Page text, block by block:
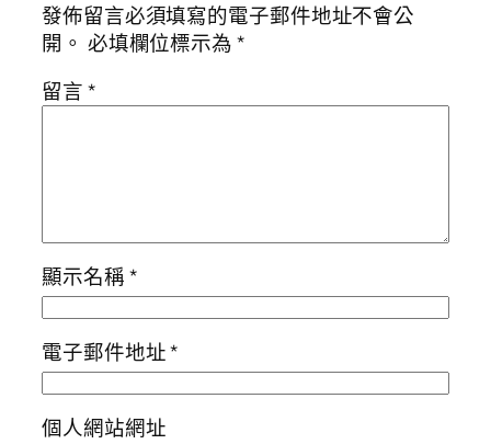
發佈留言必須填寫的電子郵件地址不會公
開。 必填欄位標示為*
留言*
顯示名稱*
電子郵件地址*
個人網站網址